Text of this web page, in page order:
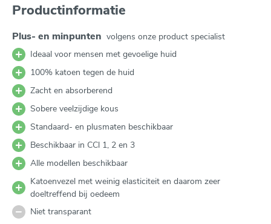
Productinformatie
Plus- en minpunten volgens onze product specialist
Ideaal voor mensen met gevoelige huid
100% katoen tegen de huid
Zacht en absorberend
Sobere veelzijdige kous
Standaard- en plusmaten beschikbaar
Beschikbaar in CCl 1, 2 en 3
Alle modellen beschikbaar
Katoenvezel met weinig elasticiteit en daarom zeer
doeltreffend bij oedeem
Niet transparant